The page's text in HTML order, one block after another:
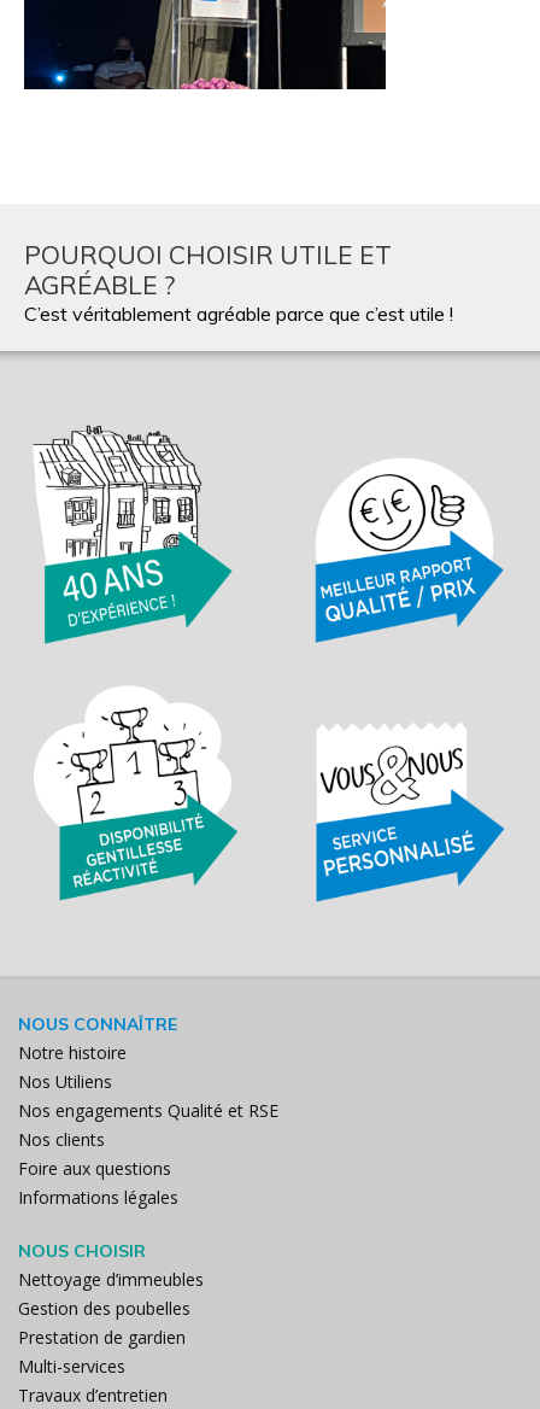
POURQUOI CHOISIR UTILE ET
AGRÉABLE ?
C’est véritablement agréable parce que c’est utile !
NOUS CONNAÎTRE
Notre histoire
Nos Utiliens
Nos engagements Qualité et RSE
Nos clients
Foire aux questions
Informations légales
NOUS CHOISIR
Nettoyage d’immeubles
Gestion des poubelles
Prestation de gardien
Multi-services
Travaux d’entretien